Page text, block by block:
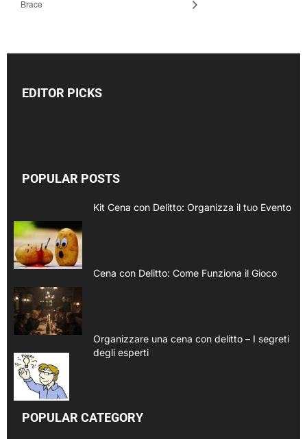
Brace
EDITOR PICKS
POPULAR POSTS
Kit Cena con Delitto: Organizza il tuo Evento
Cena con Delitto: Come Funziona il Gioco
Organizzare una cena con delitto – I segreti
degli esperti
POPULAR CATEGORY